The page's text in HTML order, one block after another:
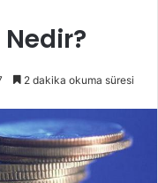
Nedir?
2 dakika okuma süresi